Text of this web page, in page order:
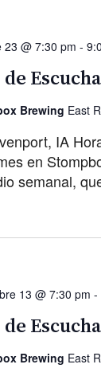
23 @ 7:30 pm -
de
Brewing East
IA
en
semanal,
13 @ 7:30 pm -
de
Brewing East